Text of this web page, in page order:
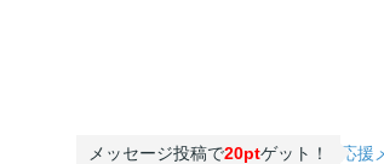
メッセージ投稿で20ptゲット！ 応援